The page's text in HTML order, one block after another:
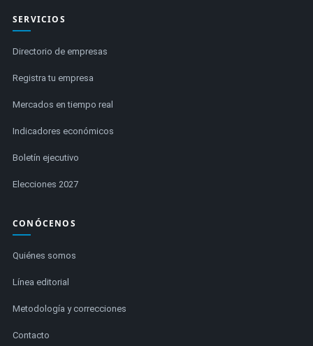
SERVICIOS
Directorio de empresas
Registra tu empresa
Mercados en tiempo real
Indicadores económicos
Boletín ejecutivo
Elecciones 2027
CONÓCENOS
Quiénes somos
Línea editorial
Metodología y correcciones
Contacto